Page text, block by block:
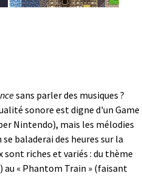
sans parler des musiques ?
sonore est digne d'un Game
Nintendo), mais les mélodies
baladerai des heures sur la
riches et variés : du thème
au « Phantom Train » (faisant